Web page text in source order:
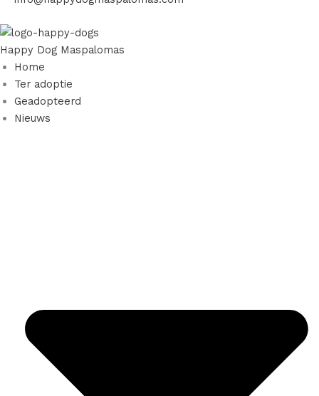
Happy Dog Maspalomas
Home
Ter adoptie
Geadopteerd
Nieuws